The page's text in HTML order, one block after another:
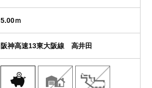
5.00ｍ
阪神高速13東大阪線 高井田